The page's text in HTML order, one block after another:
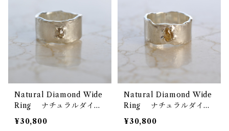
Natural Diamond Wide
Ring ナチュラルダイヤ
モンド ワイドリング オ
リーブ
¥30,800
Natural Diamond Wide
Ring ナチュラルダイヤ
モンド ワイドリング イ
エロー
¥30,800